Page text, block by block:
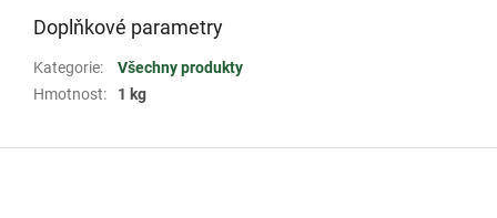
Doplňkové parametry
Kategorie:
Všechny produkty
Hmotnost: 1 kg